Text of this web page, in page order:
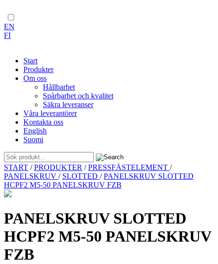
EN
FI
Start
Produkter
Om oss
Hållbarhet
Spårbarhet och kvalitet
Säkra leveranser
Våra leverantörer
Kontakta oss
English
Suomi
Skip
to
content
START /PRODUKTER /PRESSFÄSTELEMENT /
PANELSKRUV / SLOTTED /PANELSKRUV SLOTTED
HCPF2 M5-50 PANELSKRUV FZB
PANELSKRUV SLOTTED
HCPF2 M5-50 PANELSKRUV
FZB